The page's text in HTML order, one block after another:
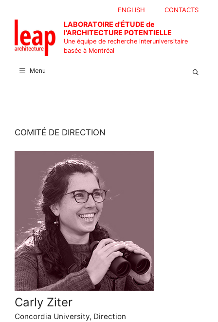
contenu
CONTACTS
ENGLISH
LABORATOIRE d'ÉTUDE de
l'ARCHITECTURE POTENTIELLE
Une équipe de recherche interuniversitaire
basée à Montréal
Menu
COMITÉ DE DIRECTION
Carly Ziter
Concordia University, Direction